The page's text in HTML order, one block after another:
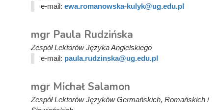
e-mail: ewa.romanowska-kulyk@ug.edu.pl
mgr Paula Rudzińska
Zespół Lektorów Języka Angielskiego
e-mail: paula.rudzinska@ug.edu.pl
mgr Michał Salamon
Zespół Lektorów Języków Germańskich, Romańskich i